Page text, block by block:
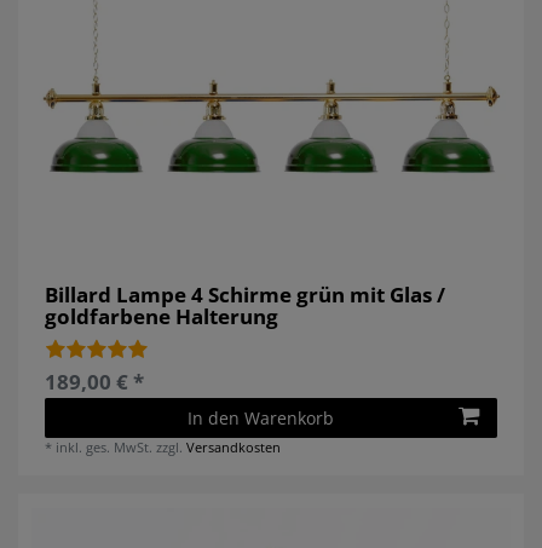
Billard Lampe 4 Schirme grün mit Glas /
goldfarbene Halterung
189,00 € *
In den Warenkorb
* inkl. ges. MwSt. zzgl.Versandkosten